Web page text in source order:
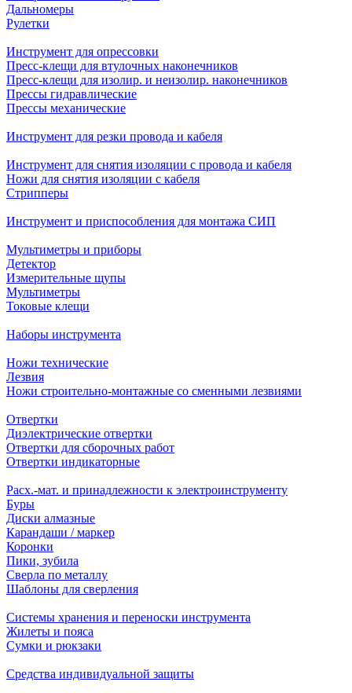
Дальномеры
Рулетки
Инструмент для опрессовки
Пресс-клещи для втулочных наконечников
Пресс-клещи для изолир. и неизолир. наконечников
Прессы гидравлические
Прессы механические
Инструмент для резки провода и кабеля
Инструмент для снятия изоляции с провода и кабеля
Ножи для снятия изоляции с кабеля
Стрипперы
Инструмент и приспособления для монтажа СИП
Мультиметры и приборы
Детектор
Измерительные щупы
Мультиметры
Токовые клещи
Наборы инструмента
Ножи технические
Лезвия
Ножи строительно-монтажные со сменными лезвиями
Отвертки
Диэлектрические отвертки
Отвертки для сборочных работ
Отвертки индикаторные
Расх.-мат. и принадлежности к электроинструменту
Буры
Диски алмазные
Карандаши / маркер
Коронки
Пики, зубила
Сверла по металлу
Шаблоны для сверления
Системы хранения и переноски инструмента
Жилеты и пояса
Сумки и рюкзаки
Средства индивидуальной защиты